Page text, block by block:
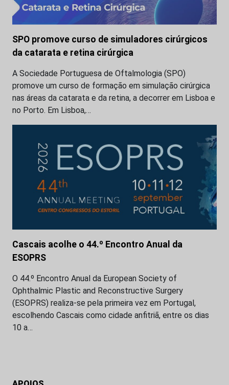
SPO promove curso de simuladores cirúrgicos
da catarata e retina cirúrgica
A Sociedade Portuguesa de Oftalmologia (SPO)
promove um curso de formação em simulação cirúrgica
nas áreas da catarata e da retina, a decorrer em Lisboa e
no Porto. Em Lisboa,…
Cascais acolhe o 44.º Encontro Anual da
ESOPRS
O 44.º Encontro Anual da European Society of
Ophthalmic Plastic and Reconstructive Surgery
(ESOPRS) realiza-se pela primeira vez em Portugal,
escolhendo Cascais como cidade anfitriã, entre os dias
10 a…